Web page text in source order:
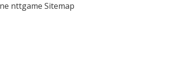
nttgame Sitemap